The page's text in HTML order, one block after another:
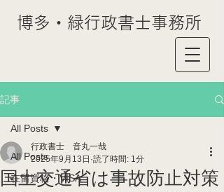
博多・緑行政書士事務所
記事
All Posts
在留資格・VISA
All Posts
国土交通省は事故防止対策
行政書士 音丸一哉
2025年9月13日 読了時間: 1分